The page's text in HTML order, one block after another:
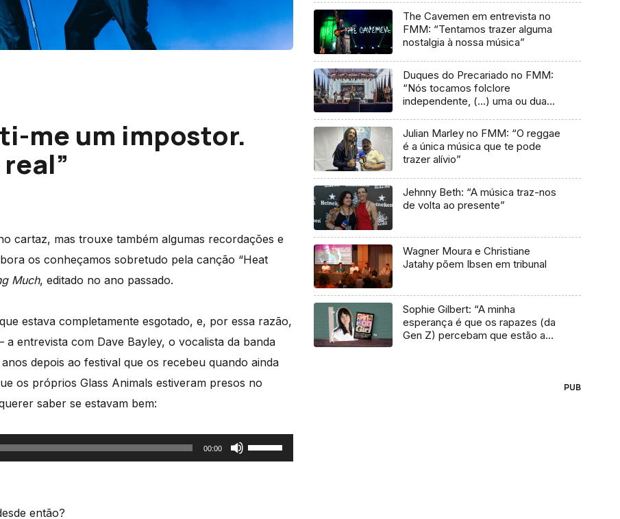
me um impostor.
cartaz, mas trouxe também algumas recordações e
os conheçamos sobretudo pela canção “Heat
Much, editado no ano passado.
estava completamente esgotado, e, por essa razão,
entrevista com Dave Bayley, o vocalista da banda
depois ao festival que os recebeu quando ainda
os próprios Glass Animals estiveram presos no
saber se estavam bem:
00:00
Use
as
então?
The Cavemen em entrevista no
FMM: “Tentamos trazer alguma
nostalgia à nossa música”
Duques do Precariado no FMM:
“Nós tocamos folclore
independente, (…) uma ou duas
Julian Marley no FMM: “O reggae
é a única música que te pode
trazer alívio”
Jehnny Beth: “A música traz-nos
de volta ao presente”
Wagner Moura e Christiane
Jatahy põem Ibsen em tribunal
Sophie Gilbert: “A minha
esperança é que os rapazes (da
Gen Z) percebam que estão a
PUB